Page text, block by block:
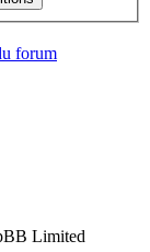
forum
Limited